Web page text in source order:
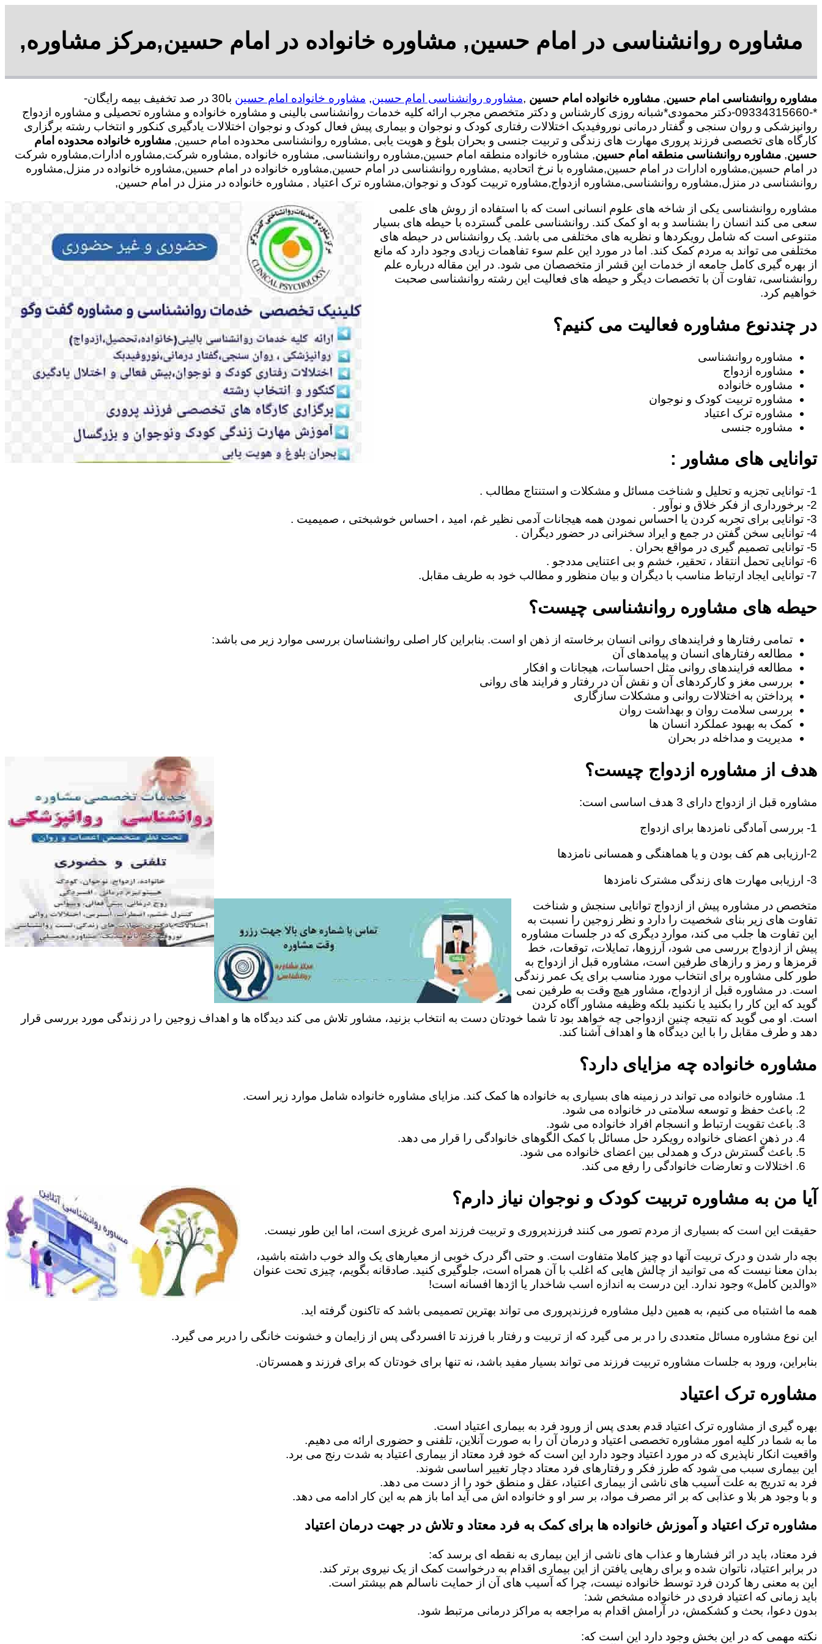
مشاوره روانشناسی در امام حسین, مشاوره خانواده در امام حسین,مرکز مشاوره,
مشاوره روانشناسی امام حسین, مشاوره خانواده امام حسین ,مشاوره روانشناسی امام حسین, مشاوره خانواده امام حسین
با30 در صد تخفیف بیمه رایگان-
*-09334315660-دکتر محمودی*شبانه روزی کارشناس و دکتر متخصص مجرب ارائه کلیه خدمات روانشناسی بالینی و مشاوره خانواده و مشاوره تحصیلی و مشاوره ازدواج
روانپزشکی و روان سنجی و گفتار درمانی نوروفیدبک اختلالات رفتاری کودک و نوجوان و بیماری پیش فعال کودک و نوجوان اختلالات یادگیری کنکور و انتخاب رشته برگزاری
کارگاه های تخصصی فرزند پروری مهارت های زندگی و تربیت جنسی و بحران بلوغ و هویت یابی ,مشاوره روانشناسی محدوده امام حسین, مشاوره خانواده محدوده امام
حسین, مشاوره روانشناسی منطقه امام حسین, مشاوره خانواده منطقه امام حسین,مشاوره روانشناسی, مشاوره خانواده ,مشاوره شرکت,مشاوره ادارات,مشاوره شرکت
در امام حسین,مشاوره ادارات در امام حسین,مشاوره با نرخ اتحادیه ,مشاوره روانشناسی در امام حسین,مشاوره خانواده در امام حسین,مشاوره خانواده در منزل,مشاوره
روانشناسی در منزل,مشاوره روانشناسی,مشاوره ازدواج,مشاوره تربیت کودک و نوجوان,مشاوره ترک اعتیاد , مشاوره خانواده در منزل در امام حسین,
مشاوره روانشناسی یکی از شاخه های علوم انسانی است که با استفاده از روش های علمی
سعی می کند انسان را بشناسد و به او کمک کند. روانشناسی علمی گسترده با حیطه های بسیار
متنوعی است که شامل رویکردها و نظریه های مختلفی می باشد. یک روانشناس در حیطه های
مختلفی می تواند به مردم کمک کند. اما در مورد این علم سوء تفاهمات زیادی وجود دارد که مانع
از بهره گیری کامل جامعه از خدمات این قشر از متخصصان می شود. در این مقاله درباره علم
روانشناسی، تفاوت آن با تخصصات دیگر و حیطه های فعالیت این رشته روانشناسی صحبت
خواهیم کرد.
در چندنوع مشاوره فعالیت می کنیم؟
مشاوره روانشناسی
مشاوره ازدواج
مشاوره خانواده
مشاوره تربیت کودک و نوجوان
مشاوره ترک اعتیاد
مشاوره جنسی
توانایی های مشاور :
1- توانایی تجزیه و تحلیل و شناخت مسائل و مشکلات و استنتاج مطالب .
2- برخورداری از فکر خلاق و نوآور .
3- توانایی برای تجربه کردن یا احساس نمودن همه هیجانات آدمی نظیر غم، امید ، احساس خوشبختی ، صمیمیت .
4- توانایی سخن گفتن در جمع و ایراد سخنرانی در حضور دیگران .
5- توانایی تصمیم گیری در مواقع بحران .
6- توانایی تحمل انتقاد ، تحقیر، خشم و بی اعتنایی مددجو .
7- توانایی ایجاد ارتباط مناسب با دیگران و بیان منظور و مطالب خود به طریف مقابل.
حیطه های مشاوره روانشناسی چیست؟
تمامی رفتارها و فرایندهای روانی انسان برخاسته از ذهن او است. بنابراین کار اصلی روانشناسان بررسی موارد زیر می باشد:
مطالعه رفتارهای انسان و پیامدهای آن
مطالعه فرایندهای روانی مثل احساسات، هیجانات و افکار
بررسی مغز و کارکردهای آن و نقش آن در رفتار و فرایند های روانی
پرداختن به اختلالات روانی و مشکلات سازگاری
بررسی سلامت روان و بهداشت روان
کمک به بهبود عملکرد انسان ها
مدیریت و مداخله در بحران
هدف از مشاوره ازدواج چیست؟
مشاوره قبل از ازدواج دارای 3 هدف اساسی است:
1- بررسی آمادگی نامزدها برای ازدواج
2-ارزیابی هم کف بودن و یا هماهنگی و همسانی نامزدها
3- ارزیابی مهارت های زندگی مشترک نامزدها
متخصص در مشاوره پیش از ازدواج توانایی سنجش و شناخت
تفاوت های زیر بنای شخصیت را دارد و نظر زوجین را نسبت به
این تفاوت ها جلب می کند، موارد دیگری که در جلسات مشاوره
پیش از ازدواج بررسی می شود، آرزوها، تمایلات، توقعات، خط
قرمزها و رمز و رازهای طرفین است، مشاوره قبل از ازدواج به
طور کلی مشاوره برای انتخاب مورد مناسب برای یک عمر زندگی
است. در مشاوره قبل از ازدواج، مشاور هیچ وقت به طرفین نمی
گوید که این کار را بکنید یا نکنید بلکه وظیفه مشاور آگاه کردن
است. او می گوید که نتیجه چنین ازدواجی چه خواهد بود تا شما خودتان دست به انتخاب بزنید، مشاور تلاش می کند دیدگاه ها و اهداف زوجین را در زندگی مورد بررسی قرار
دهد و طرف مقابل را با این دیدگاه ها و اهداف آشنا کند.
مشاوره خانواده چه مزایای دارد؟
مشاوره خانواده می تواند در زمینه های بسیاری به خانواده ها کمک کند. مزایای مشاوره خانواده شامل موارد زیر است.
باعث حفظ و توسعه سلامتی در خانواده می شود.
باعث تقویت ارتباط و انسجام افراد خانواده می شود.
در ذهن اعضای خانواده رویکرد حل مسائل با کمک الگوهای خانوادگی را قرار می دهد.
باعث گسترش درک و همدلی بین اعضای خانواده می شود.
اختلالات و تعارضات خانوادگی را رفع می کند.
آیا من به مشاوره تربیت کودک و نوجوان نیاز دارم؟
حقیقت این است که بسیاری از مردم تصور می کنند فرزندپروری و تربیت فرزند امری غریزی است، اما این طور نیست.
بچه دار شدن و درک تربیت آنها دو چیز کاملا متفاوت است. و حتی اگر درک خوبی از معیارهای یک والد خوب داشته باشید،
بدان معنا نیست که می توانید از چالش هایی که اغلب با آن همراه است، جلوگیری کنید. صادقانه بگویم، چیزی تحت عنوان
«والدین کامل» وجود ندارد. این درست به اندازه اسب شاخدار یا اژدها افسانه است!
همه ما اشتباه می کنیم، به همین دلیل مشاوره فرزندپروری می تواند بهترین تصمیمی باشد که تاکنون گرفته اید.
این نوع مشاوره مسائل متعددی را در بر می گیرد که از تربیت و رفتار با فرزند تا افسردگی پس از زایمان و خشونت خانگی را دربر می گیرد.
بنابراین، ورود به جلسات مشاوره تربیت فرزند می تواند بسیار مفید باشد، نه تنها برای خودتان که برای فرزند و همسرتان.
مشاوره ترک اعتیاد
بهره گیری از مشاوره ترک اعتیاد قدم بعدی پس از ورود فرد به بیماری اعتیاد است.
ما به شما در کلیه امور مشاوره تخصصی اعتیاد و درمان آن را به صورت آنلاین، تلفنی و حضوری ارائه می دهیم.
واقعیت انکار ناپذیری که در مورد اعتیاد وجود دارد این است که خود فرد معتاد از بیماری اعتیاد به شدت رنج می برد.
این بیماری سبب می شود که طرز فکر و رفتارهای فرد معتاد دچار تغییر اساسی شوند.
فرد به تدریج به علت آسیب های ناشی از بیماری اعتیاد، عقل و منطق خود را از دست می دهد.
و با وجود هر بلا و عذابی که بر اثر مصرف مواد، بر سر او و خانواده اش می آید اما باز هم به این کار ادامه می دهد.
مشاوره ترک اعتیاد و آموزش خانواده ها برای کمک به فرد معتاد و تلاش در جهت درمان اعتیاد
فرد معتاد، باید در اثر فشارها و عذاب های ناشی از این بیماری به نقطه ای برسد که:
در برابر اعتیاد، ناتوان شده و برای رهایی یافتن از این بیماری اقدام به درخواست کمک از یک نیروی برتر کند.
این به معنی رها کردن فرد توسط خانواده نیست، چرا که آسیب های آن از حمایت ناسالم هم بیشتر است.
باید زمانی که اعتیاد فردی در خانواده مشخص شد:
بدون دعوا، بحث و کشکمش، در آرامش اقدام به مراجعه به مراکز درمانی مرتبط شود.
نکته مهمی که در این بخش وجود دارد این است که: